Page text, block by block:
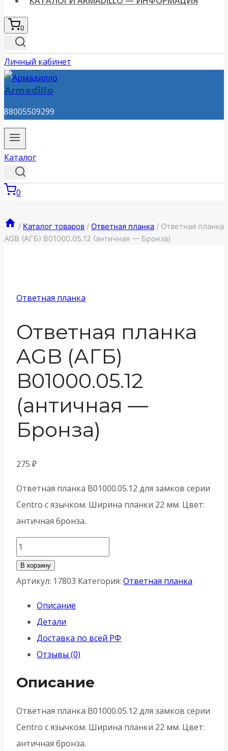
0
Личный кабинет
Armadillo
88005509299
Каталог
0
/ Каталог товаров / Ответная планка / Ответная планка
AGB (АГБ) B01000.05.12 (античная — Бронза)
Ответная планка
Ответная планка
AGB (АГБ)
B01000.05.12
(античная —
Бронза)
275 ₽
Ответная планка B01000.05.12 для замков серии
Centro с язычком. Ширина планки 22 мм. Цвет:
античная бронза.
Количество
товара
Ответная
AGB
(АГБ)
B01000.05.12
(античная
В корзину
Артикул: 17803 Категория: Ответная планка
Описание
Детали
Доставка по всей РФ
Отзывы (0)
Описание
Ответная планка B01000.05.12 для замков серии
Centro с язычком. Ширина планки 22 мм. Цвет:
античная бронза.